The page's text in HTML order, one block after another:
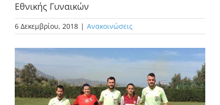
Εθνικής Γυναικών
6 Δεκεμβρίου, 2018 | Ανακοινώσεις
Προβολή
μεγαλύτερης
εικόνας